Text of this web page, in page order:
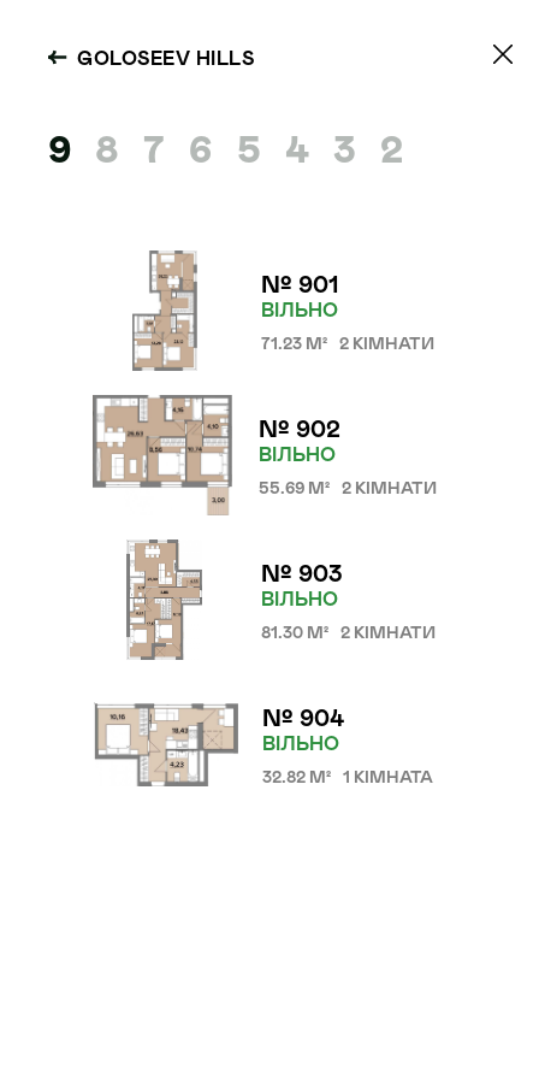
GOLOSEEV
HILLS
Київ, Голосіївський р-н
Проєктування
GOLOSEEV HILLS
9 8 7 6 5 4 3 2
№ 901
ВІЛЬНО
71.23 М² 2 КІМНАТИ
№ 902
ВІЛЬНО
55.69 М² 2 КІМНАТИ
№ 903
ВІЛЬНО
81.30 М² 2 КІМНАТИ
№ 904
ВІЛЬНО
32.82 М² 1 КІМНАТА